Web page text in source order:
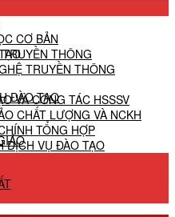
ĐÀO TẠO
CƠ BẢN
THÔNG
TRUYỀN THÔNG
VÀ CÔNG TÁC HSSSV
CHẤT LƯỢNG VÀ NCKH
TỔNG HỢP
DỊCH VỤ ĐÀO TẠO